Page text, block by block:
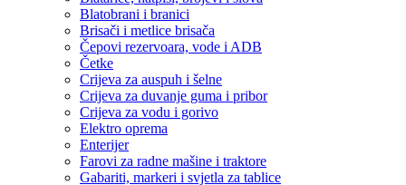
Blatobrani i branici
Brisači i metlice brisača
Čepovi rezervoara, vode i ADB
Četke
Crijeva za auspuh i šelne
Crijeva za duvanje guma i pribor
Crijeva za vodu i gorivo
Elektro oprema
Enterijer
Farovi za radne mašine i traktore
Gabariti, markeri i svjetla za tablice